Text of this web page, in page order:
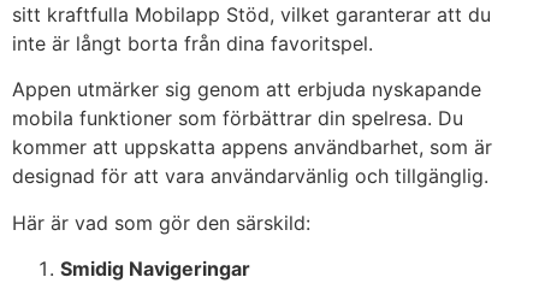
sitt kraftfulla Mobilapp Stöd, vilket garanterar att du
inte är långt borta från dina favoritspel.
Appen utmärker sig genom att erbjuda nyskapande
mobila funktioner som förbättrar din spelresa. Du
kommer att uppskatta appens användbarhet, som är
designad för att vara användarvänlig och tillgänglig.
Här är vad som gör den särskild:
Smidig Navigeringar